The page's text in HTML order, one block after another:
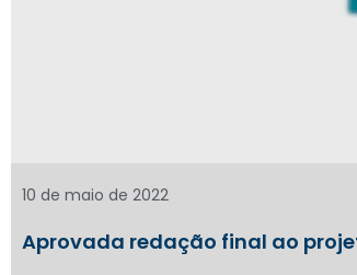
Aprovada redação final ao
10 de maio de 2022